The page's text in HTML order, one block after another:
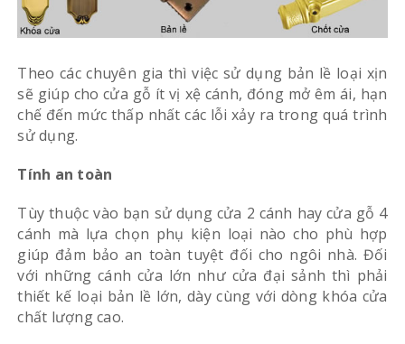
Theo các chuyên gia thì việc sử dụng bản lề loại xịn
sẽ giúp cho cửa gỗ ít vị xệ cánh, đóng mở êm ái, hạn
chế đến mức thấp nhất các lỗi xảy ra trong quá trình
sử dụng.
Tính an toàn
Tùy thuộc vào bạn sử dụng cửa 2 cánh hay cửa gỗ 4
cánh mà lựa chọn phụ kiện loại nào cho phù hợp
giúp đảm bảo an toàn tuyệt đối cho ngôi nhà. Đối
với những cánh cửa lớn như cửa đại sảnh thì phải
thiết kế loại bản lề lớn, dày cùng với dòng khóa cửa
chất lượng cao.